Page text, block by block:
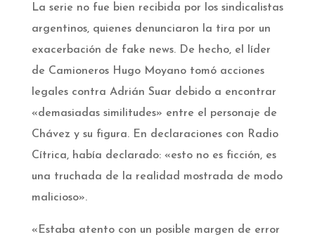
La serie no fue bien recibida por los sindicalistas
argentinos, quienes denunciaron la tira por un
exacerbación de fake news. De hecho, el líder
de Camioneros Hugo Moyano tomó acciones
legales contra Adrián Suar debido a encontrar
«demasiadas similitudes» entre el personaje de
Chávez y su figura. En declaraciones con Radio
Cítrica, había declarado: «esto no es ficción, es
una truchada de la realidad mostrada de modo
malicioso».
«Estaba atento con un posible margen de error